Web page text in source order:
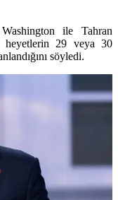
ile Tahran
heyetlerin 29 veya 30
söyledi.